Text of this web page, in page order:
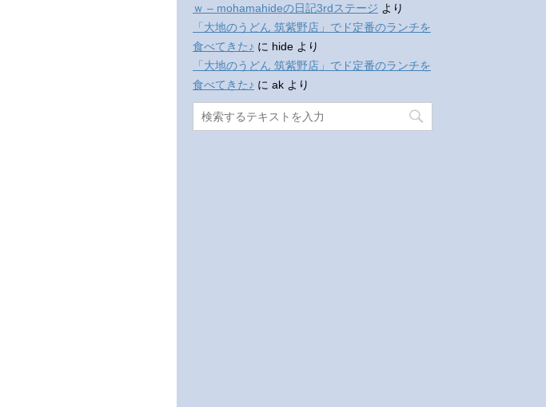
ｗ – mohamahideの日記3rdステージ より
「大地のうどん 筑紫野店」でド定番のランチを
食べてきた♪ に hide より
「大地のうどん 筑紫野店」でド定番のランチを
食べてきた♪ に ak より